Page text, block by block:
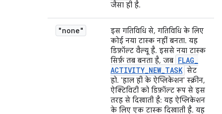
जैसा ही है.
"none"
इस गतिविधि से, गतिविधि के लिए
कोई नया टास्क नहीं बनता. यह
डिफ़ॉल्ट वैल्यू है. इससे नया टास्क
सिर्फ़ तब बनता है, जब FLAG_
ACTIVITY_NEW_TASK सेट
हो. 'हाल ही के ऐप्लिकेशन' स्क्रीन,
ऐक्टिविटी को डिफ़ॉल्ट रूप से इस
तरह से दिखाती है: यह ऐप्लिकेशन
के लिए एक टास्क दिखाती है. यह